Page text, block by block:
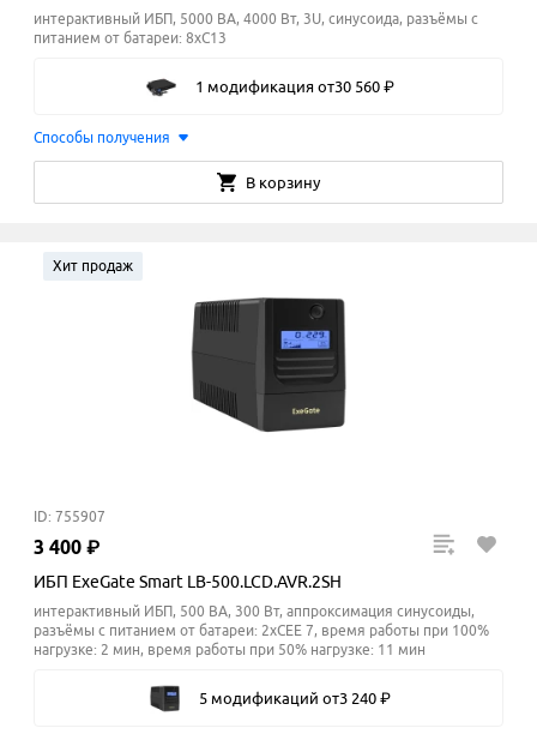
интерактивный ИБП, 5000 ВА, 4000 Вт, 3U, синусоида, разъёмы с
питанием от батареи: 8xC13
1 модификация от30 560 ₽
Способы получения
В корзину
Хит продаж
ID: 755907
3 400 ₽
ИБП ExeGate Smart LB-500.LCD.AVR.2SH
интерактивный ИБП, 500 ВА, 300 Вт, аппроксимация синусоиды,
разъёмы с питанием от батареи: 2xCEE 7, время работы при 100%
нагрузке: 2 мин, время работы при 50% нагрузке: 11 мин
5 модификаций от3 240 ₽